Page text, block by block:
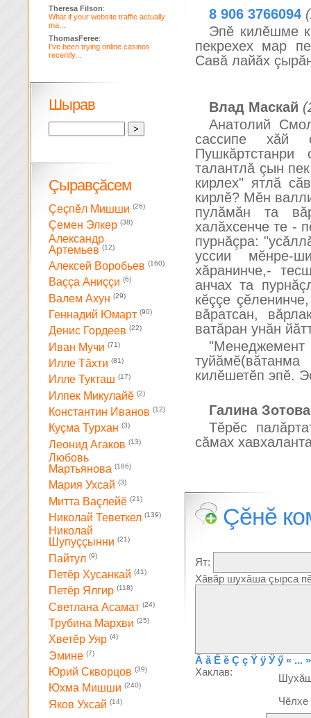
8 906 3766094
Эпĕ килĕшме
пекрехех мар
Савă лайăх
Влад Маскай
Анатолий
сассипе хăй
Пушкăртстанри
талантлă çын
кирлех" ятлă
кирлĕ? Мĕн
пулăмăн та
халăхсенче те -
пурнăçра:
уссии мĕнре-
хăранинче,-
анчах та
кĕççе
вăратсан,
ватăран унăн
килĕшетĕп эпĕ.
Галина Зотова
Тĕрĕс
сăмах
Çĕнĕ
Ят:
Хăвăр шухăша çырса
Ă ă Ĕ ĕ Ç ç Ÿ ÿ Ӳ ӳ « ... »
Хаклав:
Theresa Filson:
What if your website traffic actually
ma...
ThomasFeree:
I've been trying online casinos
recently...
Шырав
Çыравçăсем
Çеçпĕл Мишши (26)
Çемен Элкер (38)
Александр
Артемьев (12)
Алексей Воробьев (160)
Ваççа Аниççи (6)
Валем Ахун (29)
Геннадий Юмарт (90)
Денис Гордеев (22)
Иван Мучи (71)
Илле Тăхти (81)
Илле Тукташ (17)
Илпек Микулайĕ (2)
Константин Иванов (12)
Куçма Турхан (3)
Леонид Агаков (13)
Любовь
Мартьянова (186)
Мария Ухсай (3)
Митта Ваçлейĕ (21)
Николай Теветкел (139)
Николай
Шупуççынни (21)
Пайтул (9)
Петĕр Хусанкай (41)
Петĕр Ялгир (118)
Светлана Асамат (24)
Трубина Мархви (25)
Хветĕр Уяр (4)
Эмине (7)
Юрий Скворцов (39)
Юхма Мишши (240)
Яков Ухсай (14)